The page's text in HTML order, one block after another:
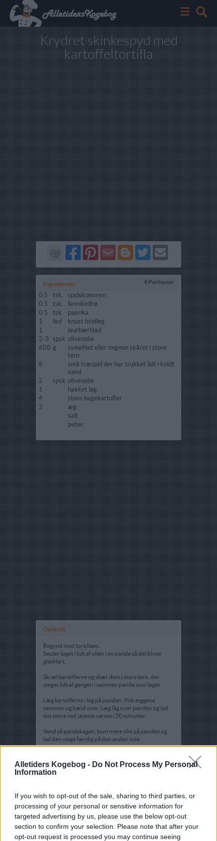
Alletiders Kogebog - Do Not Process My Personal
Information
If you wish to opt-out of the sale, sharing to third parties, or
processing of your personal or sensitive information for
targeted advertising by us, please use the below opt-out
section to confirm your selection. Please note that after your
opt-out request is processed you may continue seeing
Krydret skinkespyd med
kartoffeltortilla
Del
på
Facebook
Del
på
Pinterest
Send
via
GMail
Del
på
Blogger
Del
på
Twitter
Send
Ingredienser 4 Portioner
0.5 tsk.
spidskommen
0.5
tsk.
fennikelfrø
0.5
tsk.
paprika
1
fed
knust hvidløg
1
laurbærblad
2-3
spsk. olivenolie
600 g.
svinefilet eller mignon skåret i store
tern
8
små træspid der har trukket lidt i koldt
vand
2
spsk. olivenolie
1
hakket løg
4
store bagekartofler
2
æg
salt
peber
Opskrift
Begynd med tortillaen.
Sauter løget i lidt af olien i en pande så det bliver
glasklart.
Skræl kartoflerne og skær dem i store tern, der
steges lidt af gangen i sammen pande som løget.
Læg kartoflerne i lag på panden. Pisk æggene
sammen og hæld over. Læg låg over panden og lad
det simre ved laveste varme i 20 minutter.
Vend så pandekagen, kom mere olie på panden og
lad den stege færdig på den anden side.
Knus krydderierne let i en morter. Bland med olie og
Sæt det på spyd, drys med salt og stil dem i en 220
grader varm ovn i 15 minutter, til der er
gennemstegte.